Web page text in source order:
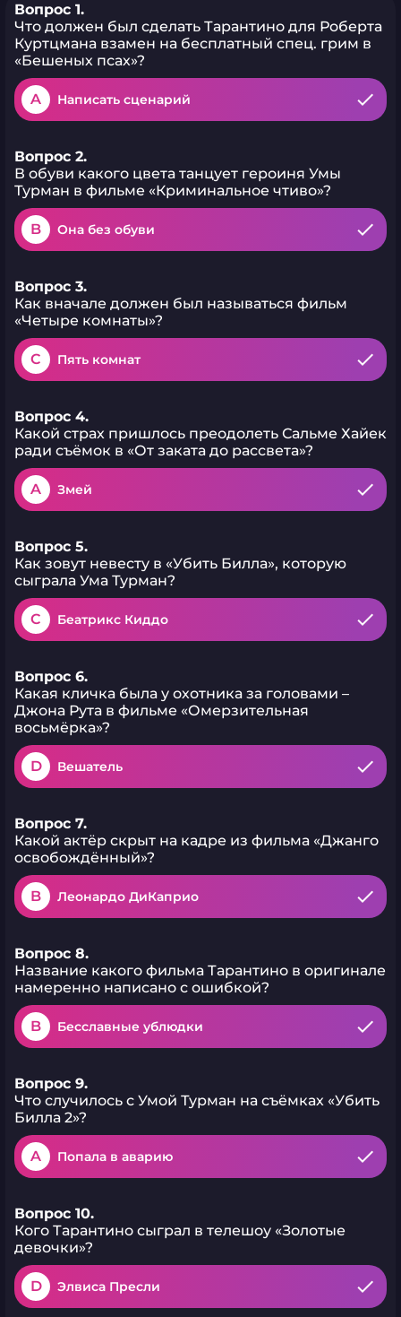
Вопрос 1.
Что должен был сделать Тарантино для Роберта
Куртцмана взамен на бесплатный спец. грим в
«Бешеных псах»?
A Написать сценарий
Вопрос 2.
В обуви какого цвета танцует героиня Умы
Турман в фильме «Криминальное чтиво»?
B Она без обуви
Вопрос 3.
Как вначале должен был называться фильм
«Четыре комнаты»?
C Пять комнат
Вопрос 4.
Какой страх пришлось преодолеть Сальме Хайек
ради съёмок в «От заката до рассвета»?
A Змей
Вопрос 5.
Как зовут невесту в «Убить Билла», которую
сыграла Ума Турман?
C Беатрикс Киддо
Вопрос 6.
Какая кличка была у охотника за головами –
Джона Рута в фильме «Омерзительная
восьмёрка»?
D Вешатель
Вопрос 7.
Какой актёр скрыт на кадре из фильма «Джанго
освобождённый»?
B Леонардо ДиКаприо
Вопрос 8.
Название какого фильма Тарантино в оригинале
намеренно написано с ошибкой?
B Бесславные ублюдки
Вопрос 9.
Что случилось с Умой Турман на съёмках «Убить
Билла 2»?
A Попала в аварию
Вопрос 10.
Кого Тарантино сыграл в телешоу «Золотые
девочки»?
D Элвиса Пресли